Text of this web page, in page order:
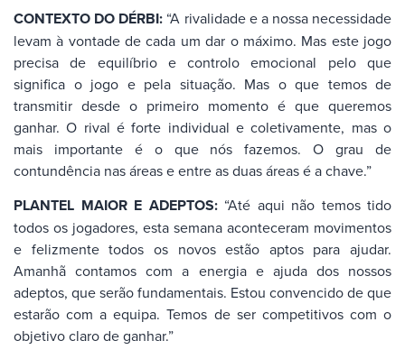
CONTEXTO DO DÉRBI: “A rivalidade e a nossa necessidade
levam à vontade de cada um dar o máximo. Mas este jogo
precisa de equilíbrio e controlo emocional pelo que
significa o jogo e pela situação. Mas o que temos de
transmitir desde o primeiro momento é que queremos
ganhar. O rival é forte individual e coletivamente, mas o
mais importante é o que nós fazemos. O grau de
contundência nas áreas e entre as duas áreas é a chave.”
PLANTEL MAIOR E ADEPTOS: “Até aqui não temos tido
todos os jogadores, esta semana aconteceram movimentos
e felizmente todos os novos estão aptos para ajudar.
Amanhã contamos com a energia e ajuda dos nossos
adeptos, que serão fundamentais. Estou convencido de que
estarão com a equipa. Temos de ser competitivos com o
objetivo claro de ganhar.”